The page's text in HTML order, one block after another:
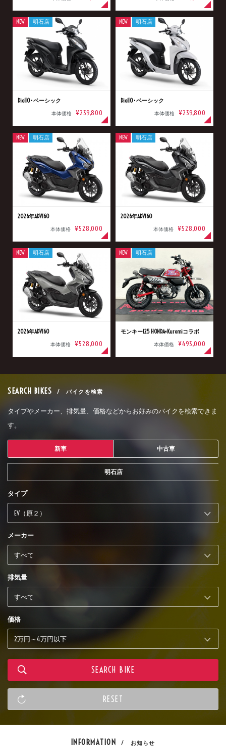
Dio110･ベーシック
本体価格 ¥239,800
NEW 明石店
Dio110･ベーシック
本体価格 ¥239,800
NEW 明石店
2026年ADV160
本体価格 ¥528,000
NEW 明石店
2026年ADV160
本体価格 ¥528,000
NEW 明石店
2026年ADV160
本体価格 ¥528,000
NEW 明石店
モンキー125 HONDA×Kuromiコラボ
本体価格 ¥493,000
NEW 明石店
SEARCH BIKES / バイクを検索
タイプやメーカー、排気量、価格などからお好みのバイクを検索できま
す。
新車 中古車
明石店
タイプ
メーカー
排気量
価格
INFORMATION / お知らせ